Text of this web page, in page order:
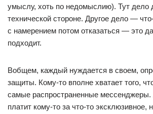
умыслу, хоть по недомыслию). Тут дело
технической стороне. Другое дело —
с намерением потом отказаться — это
подходит.
Вобщем, каждый нуждается в своем,
защиты. Кому-то вполне хватает того,
самые распространенные мессенджеры.
платит кому-то за что-то эксклюзивное,